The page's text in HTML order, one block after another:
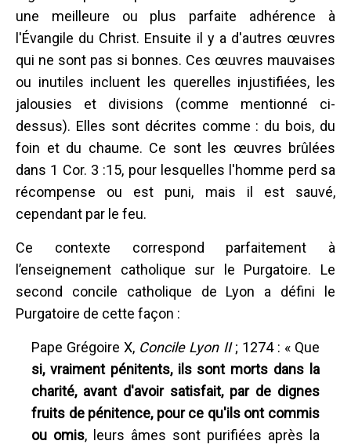
une meilleure ou plus parfaite adhérence à
l'Évangile du Christ. Ensuite il y a d'autres œuvres
qui ne sont pas si bonnes. Ces œuvres mauvaises
ou inutiles incluent les querelles injustifiées, les
jalousies et divisions (comme mentionné ci-
dessus). Elles sont décrites comme : du bois, du
foin et du chaume. Ce sont les œuvres brûlées
dans 1 Cor. 3 :15, pour lesquelles l'homme perd sa
récompense ou est puni, mais il est sauvé,
cependant par le feu.
Ce contexte correspond parfaitement à
l’enseignement catholique sur le Purgatoire. Le
second concile catholique de Lyon a défini le
Purgatoire de cette façon :
Pape Grégoire X, Concile Lyon II; 1274 : « Que
si, vraiment pénitents, ils sont morts dans la
charité, avant d'avoir satisfait, par de dignes
fruits de pénitence, pour ce qu'ils ont commis
ou omis, leurs âmes sont purifiées après la